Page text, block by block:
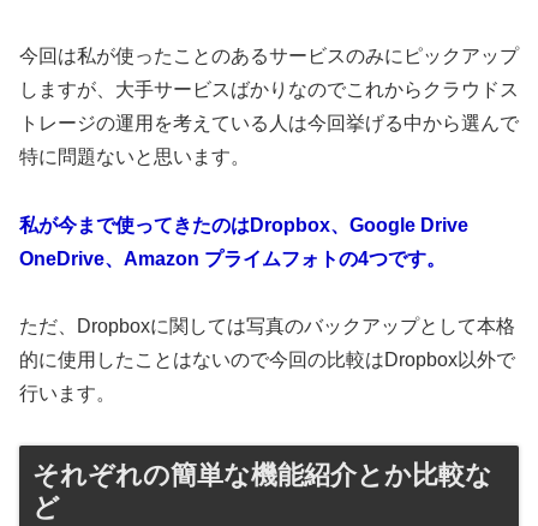
今回は私が使ったことのあるサービスのみにピックアップ
しますが、大手サービスばかりなのでこれからクラウドス
トレージの運用を考えている人は今回挙げる中から選んで
特に問題ないと思います。
私が今まで使ってきたのはDropbox、Google Drive
OneDrive、Amazon プライムフォトの4つです。
ただ、Dropboxに関しては写真のバックアップとして本格
的に使用したことはないので今回の比較はDropbox以外で
行います。
それぞれの簡単な機能紹介とか比較な
ど